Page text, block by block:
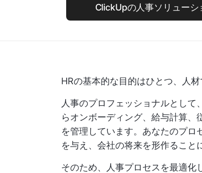
ClickUpの人事ソリューシ
HRの基本的な目的はひとつ、人材
人事のプロフェッショナルとし
らオンボーディング、給与計算
を管理しています。あなたのプ
を与え、会社の将来を形作ること
そのため、人事プロセスを最適化